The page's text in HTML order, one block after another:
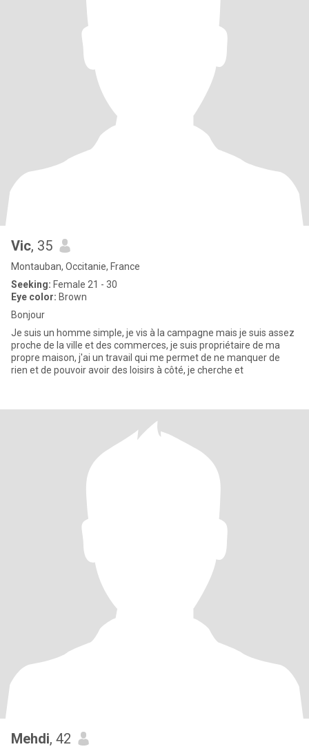
Vic, 35
Montauban, Occitanie, France
Seeking: Female 21 - 30
Eye color: Brown
Bonjour
Je suis un homme simple, je vis à la campagne mais je suis assez
proche de la ville et des commerces, je suis propriétaire de ma
propre maison, j'ai un travail qui me permet de ne manquer de
rien et de pouvoir avoir des loisirs à côté, je cherche et
Mehdi, 42